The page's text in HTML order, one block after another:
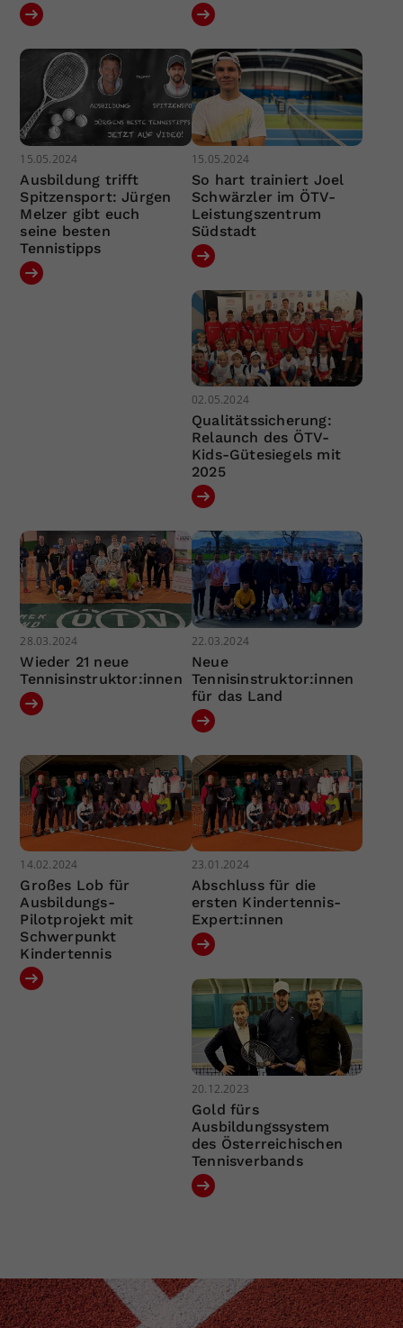
15.05.2024
Ausbildung trifft
Spitzensport: Jürgen
Melzer gibt euch
seine besten
Tennistipps
15.05.2024
So hart trainiert Joel
Schwärzler im ÖTV-
Leistungszentrum
Südstadt
02.05.2024
Qualitätssicherung:
Relaunch des ÖTV-
Kids-Gütesiegels mit
2025
28.03.2024
Wieder 21 neue
Tennisinstruktor:innen
22.03.2024
Neue
Tennisinstruktor:innen
für das Land
14.02.2024
Großes Lob für
Ausbildungs-
Pilotprojekt mit
Schwerpunkt
Kindertennis
23.01.2024
Abschluss für die
ersten Kindertennis-
Expert:innen
20.12.2023
Gold fürs
Ausbildungssystem
des Österreichischen
Tennisverbands